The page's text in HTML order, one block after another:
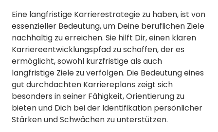
Eine langfristige Karrierestrategie zu haben, ist von
essenzieller Bedeutung, um Deine beruflichen Ziele
nachhaltig zu erreichen. Sie hilft Dir, einen klaren
Karriereentwicklungspfad zu schaffen, der es
ermöglicht, sowohl kurzfristige als auch
langfristige Ziele zu verfolgen. Die Bedeutung eines
gut durchdachten Karriereplans zeigt sich
besonders in seiner Fähigkeit, Orientierung zu
bieten und Dich bei der Identifikation persönlicher
Stärken und Schwächen zu unterstützen.